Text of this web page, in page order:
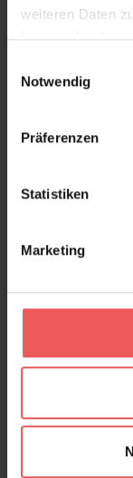
weiteren Daten
haben oder die
Notwendig
Präferenzen
Statistiken
Marketing